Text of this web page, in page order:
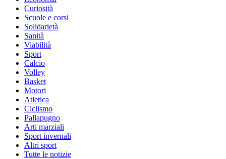
Curiosità
Scuole e corsi
Solidarietà
Sanità
Viabilità
Sport
Calcio
Volley
Basket
Motori
Atletica
Ciclismo
Pallapugno
Arti marziali
Sport invernali
Altri sport
Tutte le notizie